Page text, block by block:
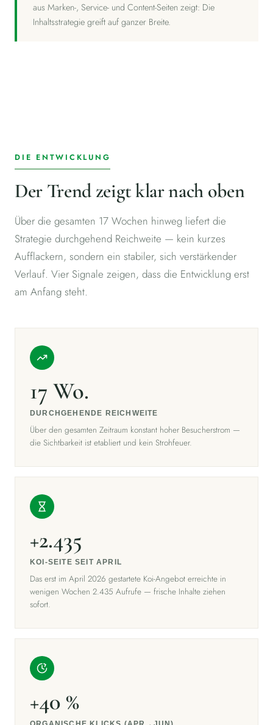
aus Marken-, Service- und Content-Seiten zeigt: Die
Inhaltsstrategie greift auf ganzer Breite.
DIE ENTWICKLUNG
Der Trend zeigt klar nach oben
Über die gesamten 17 Wochen hinweg liefert die
Strategie durchgehend Reichweite — kein kurzes
Aufflackern, sondern ein stabiler, sich verstärkender
Verlauf. Vier Signale zeigen, dass die Entwicklung erst
am Anfang steht.
17 Wo.
DURCHGEHENDE REICHWEITE
Über den gesamten Zeitraum konstant hoher Besucherstrom —
die Sichtbarkeit ist etabliert und kein Strohfeuer.
+2.435
KOI-SEITE SEIT APRIL
Das erst im April 2026 gestartete Koi-Angebot erreichte in
wenigen Wochen 2.435 Aufrufe — frische Inhalte ziehen
sofort.
+40 %